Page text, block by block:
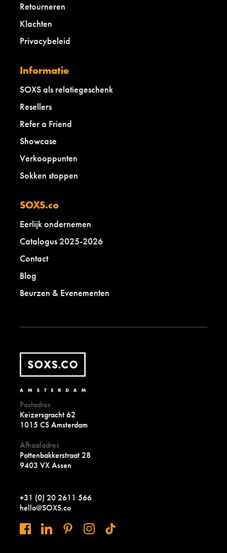
Retourneren
Klachten
Privacybeleid
Informatie
SOXS als relatiegeschenk
Resellers
Refer a Friend
Showcase
Verkooppunten
Sokken stoppen
SOXS.co
Eerlijk ondernemen
Catalogus 2025-2026
Contact
Blog
Beurzen & Evenementen
Postadres
Keizersgracht 62
1015 CS Amsterdam
Afhaaladres
Pottenbakkerstraat 28
9403 VX Assen
+31 (0) 20 2611 566
hello@SOXS.co